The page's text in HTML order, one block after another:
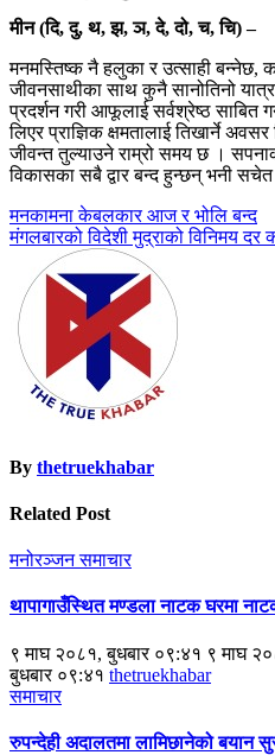
मीन (दि, दु, थ, झ, ञ, दे, दो, च, चि) –
मनमस्तिष्क नै हलुका र उत्साही बन्नेछ,
जीवनसाथीका साथ कुनै सानोतिनो
प्रदर्शन गरी आफूलाई सर्वश्रेष्ठ साबित
लिएर प्राज्ञिक क्षमतालाई तिखार्ने
जीवन्त तुल्याउने राम्रो समय छ ।
विकासका सबै द्वार बन्द हुन्छन् भनी सचेत
Post
navigation
मनकामना केबलकार आज र भोलि बन्द
मंगलबारको विदेशी मुद्राको विनिमय दर
By thetruekhabar
Related Post
मनोरञ्जनसमाचार
थापागाउँस्थित मण्डला नाटक घरमा
९ माघ २०८१, बुधबार ०९:४१ ९ माघ
बुधबार ०९:४१ thetruekhabar
समाचार
रुपन्देही अदालतमा लामिछानेको बयान